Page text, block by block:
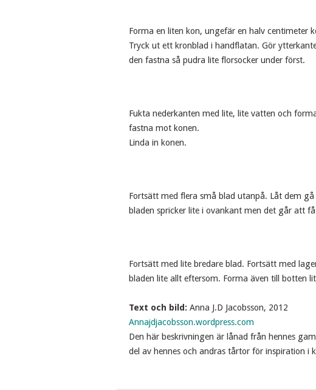
Forma en liten kon, ungefär en halv centimeter
Tryck ut ett kronblad i handflatan. Gör
den fastna så pudra lite florsocker under först.
Fukta nederkanten med lite, lite vatten och
fastna mot konen.
Linda in konen.
Fortsätt med flera små blad utanpå. Låt dem
bladen spricker lite i ovankant men det går att
Fortsätt med lite bredare blad. Fortsätt med
bladen lite allt eftersom. Forma även till botten
Text och bild: Anna J.D Jacobsson, 2012
Annajdjacobsson.wordpress.com
Den här beskrivningen är lånad från hennes
del av hennes och andras tårtor för inspiration i